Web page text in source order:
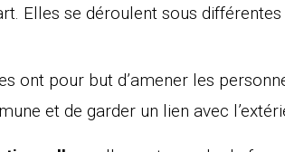
Elles se déroulent sous
ont pour but d’amener les
et de garder un lien avec